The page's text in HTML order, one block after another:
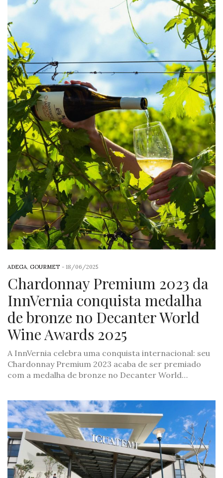
ADEGA GOURMET - 18/06/2025
Chardonnay Premium 2023 da
InnVernia conquista medalha
de bronze no Decanter World
Wine Awards 2025
A InnVernia celebra uma conquista internacional: seu
Chardonnay Premium 2023 acaba de ser premiado
com a medalha de bronze no Decanter World…